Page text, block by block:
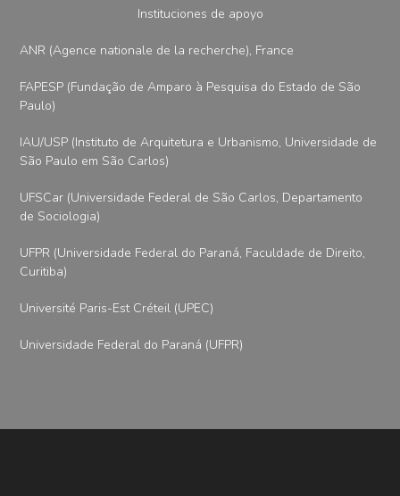
Instituciones de apoyo
ANR (Agence nationale de la recherche), France
FAPESP (Fundação de Amparo à Pesquisa do Estado de São
Paulo)
IAU/USP (Instituto de Arquitetura e Urbanismo, Universidade de
São Paulo em São Carlos)
UFSCar (Universidade Federal de São Carlos, Departamento
de Sociologia)
UFPR (Universidade Federal do Paraná, Faculdade de Direito,
Curitiba)
Université Paris-Est Créteil (UPEC)
Universidade Federal do Paraná (UFPR)